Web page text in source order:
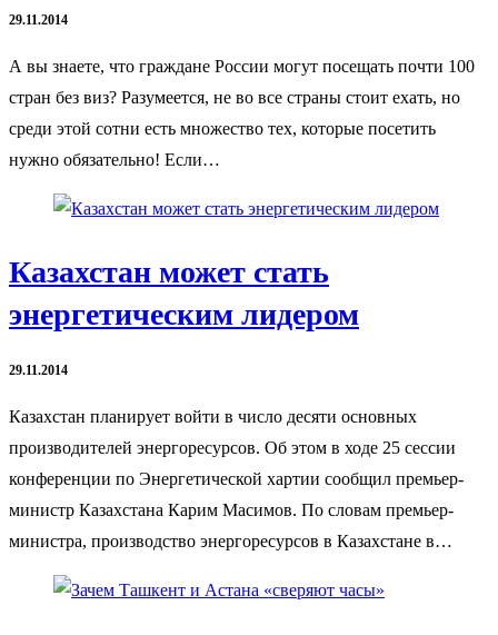
29.11.2014
А вы знаете, что граждане России могут посещать почти 100
стран без виз? Разумеется, не во все страны стоит ехать, но
среди этой сотни есть множество тех, которые посетить
нужно обязательно! Если…
Казахстан может стать
энергетическим лидером
29.11.2014
Казахстан планирует войти в число десяти основных
производителей энергоресурсов. Об этом в ходе 25 сессии
конференции по Энергетической хартии сообщил премьер-
министр Казахстана Карим Масимов. По словам премьер-
министра, производство энергоресурсов в Казахстане в…